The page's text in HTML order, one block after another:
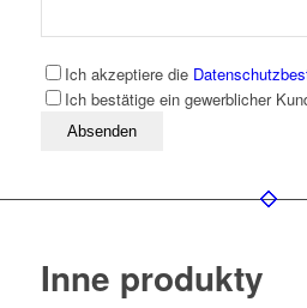
Ich akzeptiere die
Ich bestätige ein gewerblicher
Bitte lassen Sie dieses Feld leer
Inne produkty